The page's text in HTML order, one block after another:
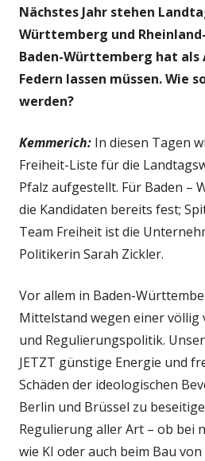
Nächstes Jahr stehen
Württemberg und
Baden-Württemberg hat
Federn lassen müssen. Wie
werden?
Kemmerich: In diesen Tagen
Freiheit-Liste für die
Pfalz aufgestellt. Für Baden –
die Kandidaten bereits fest;
Team Freiheit ist die
Politikerin Sarah Zickler.
Vor allem in Baden-
Mittelstand wegen einer
und Regulierungspolitik.
JETZT günstige Energie und
Schäden der ideologischen
Berlin und Brüssel zu
Regulierung aller Art – ob bei
wie KI oder auch beim Bau